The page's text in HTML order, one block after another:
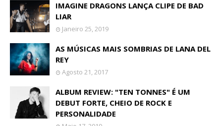
IMAGINE DRAGONS LANÇA CLIPE DE BAD
LIAR
Janeiro 25, 2019
AS MÚSICAS MAIS SOMBRIAS DE LANA DEL
REY
Agosto 21, 2017
ALBUM REVIEW: "TEN TONNES" É UM
DEBUT FORTE, CHEIO DE ROCK E
PERSONALIDADE